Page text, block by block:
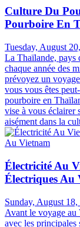
Thursday, August
La Thaïlande, avec
riche culture, attire
contrainte de retour
est-il vraiment
Découvrons
dessous !
Bagage En
Pour Préparer
Saturday, August
La Thaïlande, avec
et sa cuisine
sourires, il est
concernant les
de celles